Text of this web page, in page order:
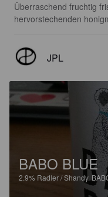
Überraschend fruchtig
hervorstechenden
JPL
BABO BLUE
2.9% Radler / Shandy.